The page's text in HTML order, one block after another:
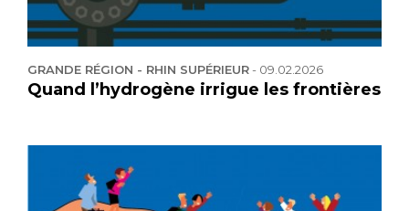
GRANDE RÉGION - RHIN SUPÉRIEUR- 09.02.2026
Quand l’hydrogène irrigue les frontières